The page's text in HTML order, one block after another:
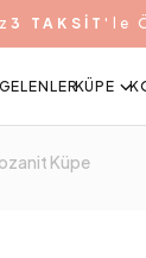
3 TAKSİT 'le
KÜPE
Küpe